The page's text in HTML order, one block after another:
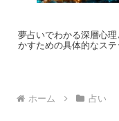
夢占いでわかる深層心
かすための具体的なステ
ホーム 占い